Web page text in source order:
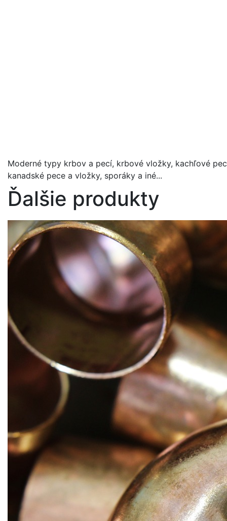
Moderné typy krbov a pecí, krbové vložky, kachľové
kanadské pece a vložky, sporáky a iné...
Ďalšie produkty